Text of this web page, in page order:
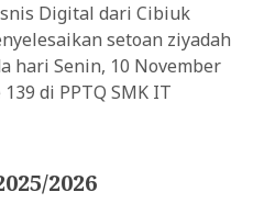
Digital dari Cibiuk
setoan ziyadah
hari Senin, 10 November
di PPTQ SMK IT
2026